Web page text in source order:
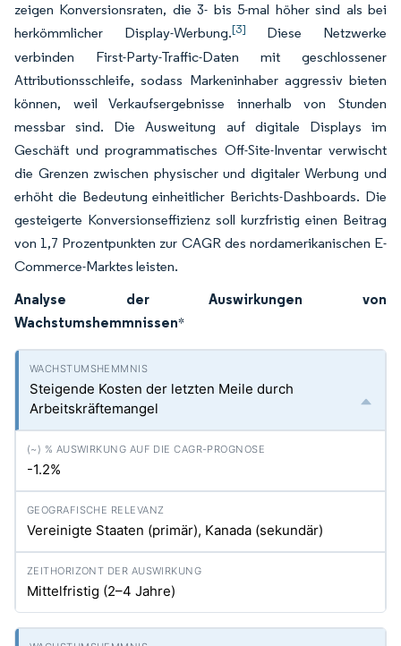
zeigen Konversionsraten, die 3- bis 5-mal höher sind als bei
herkömmlicher Display-Werbung.[3] Diese Netzwerke
verbinden First-Party-Traffic-Daten mit geschlossener
Attributionsschleife, sodass Markeninhaber aggressiv bieten
können, weil Verkaufsergebnisse innerhalb von Stunden
messbar sind. Die Ausweitung auf digitale Displays im
Geschäft und programmatisches Off-Site-Inventar verwischt
die Grenzen zwischen physischer und digitaler Werbung und
erhöht die Bedeutung einheitlicher Berichts-Dashboards. Die
gesteigerte Konversionseffizienz soll kurzfristig einen Beitrag
von 1,7 Prozentpunkten zur CAGR des nordamerikanischen E-
Commerce-Marktes leisten.
Analyse der Auswirkungen von
Wachstumshemmnissen*
Steigende Kosten der letzten Meile durch
Arbeitskräftemangel
-1.2%
Vereinigte Staaten (primär), Kanada (sekundär)
Mittelfristig (2–4 Jahre)